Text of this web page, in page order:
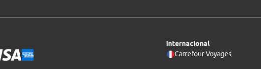
Internacional
Carrefour Voyages